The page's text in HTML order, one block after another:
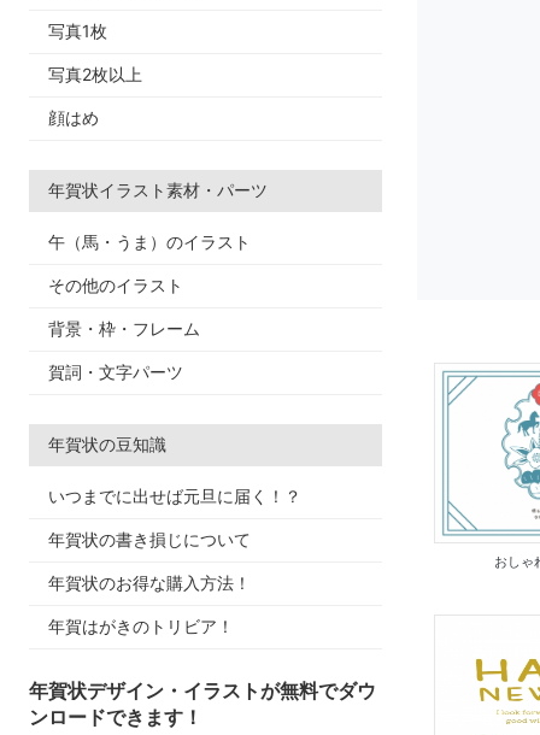
写真1枚
写真2枚以上
顔はめ
年賀状イラスト素材・パーツ
午（馬・うま）のイラスト
その他のイラスト
背景・枠・フレーム
賀詞・文字パーツ
年賀状の豆知識
いつまでに出せば元旦に届く！？
年賀状の書き損じについて
年賀状のお得な購入方法！
年賀はがきのトリビア！
年賀状デザイン・イラストが無料でダウ
ンロードできます！
おしゃ